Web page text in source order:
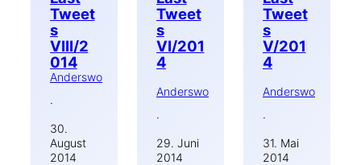
Tweet
s
VIII/2
014
Anderswo
·
30.
August
2014
Tweet
s
VI/201
4
Anderswo
·
29. Juni
2014
Tweet
s
V/201
4
Anderswo
·
31. Mai
2014